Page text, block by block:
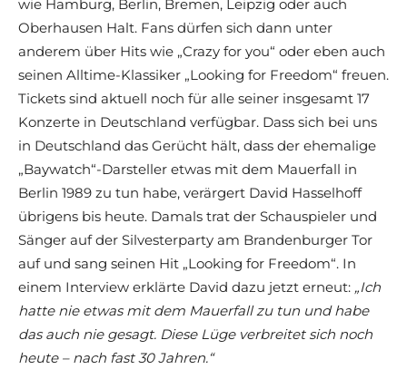
wie Hamburg, Berlin, Bremen, Leipzig oder auch
Oberhausen Halt. Fans dürfen sich dann unter
anderem über Hits wie „Crazy for you“ oder eben auch
seinen Alltime-Klassiker „Looking for Freedom“ freuen.
Tickets sind aktuell noch für alle seiner insgesamt 17
Konzerte in Deutschland verfügbar. Dass sich bei uns
in Deutschland das Gerücht hält, dass der ehemalige
„Baywatch“-Darsteller etwas mit dem Mauerfall in
Berlin 1989 zu tun habe, verärgert David Hasselhoff
übrigens bis heute. Damals trat der Schauspieler und
Sänger auf der Silvesterparty am Brandenburger Tor
auf und sang seinen Hit „Looking for Freedom“. In
einem Interview erklärte David dazu jetzt erneut: „Ich
hatte nie etwas mit dem Mauerfall zu tun und habe
das auch nie gesagt. Diese Lüge verbreitet sich noch
heute – nach fast 30 Jahren.“